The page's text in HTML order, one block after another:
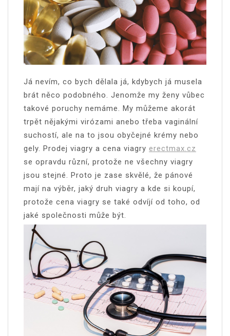
Já nevím, co bych dělala já, kdybych já musela
brát něco podobného. Jenomže my ženy vůbec
takové poruchy nemáme. My můžeme akorát
trpět nějakými virózami anebo třeba vaginální
suchostí, ale na to jsou obyčejné krémy nebo
gely. Prodej viagry a cena viagry erectmax.cz
se opravdu různí, protože ne všechny viagry
jsou stejné. Proto je zase skvělé, že pánové
mají na výběr, jaký druh viagry a kde si koupí,
protože cena viagry se také odvíjí od toho, od
jaké společnosti může být.